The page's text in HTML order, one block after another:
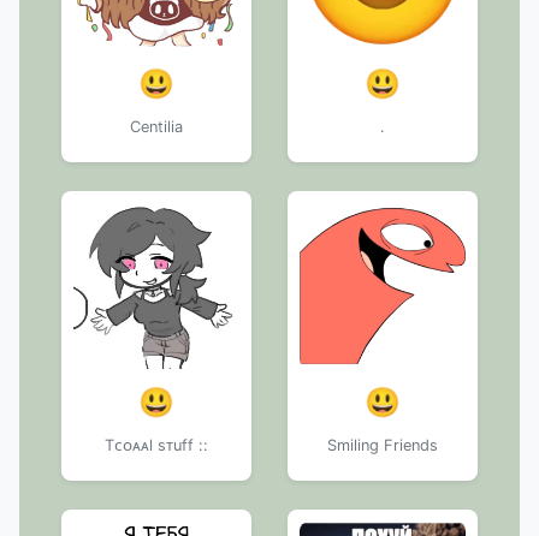
😃
Centilia
😃
.
😃
Tᴄᴏᴀᴀl sᴛuff ::
😃
Smiling Friends